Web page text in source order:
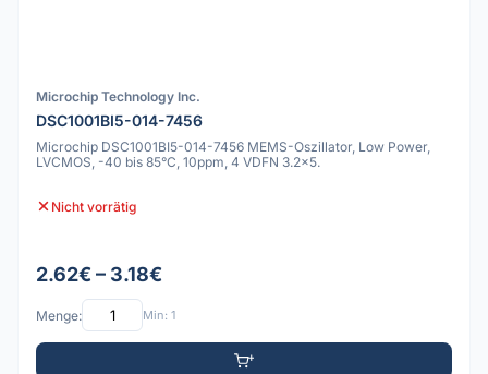
Microchip Technology Inc.
DSC1001BI5-014-7456
Microchip DSC1001BI5-014-7456 MEMS-Oszillator, Low Power,
LVCMOS, -40 bis 85°C, 10ppm, 4 VDFN 3.2x5.
Nicht vorrätig
2.62€ – 3.18€
Menge: Min: 1